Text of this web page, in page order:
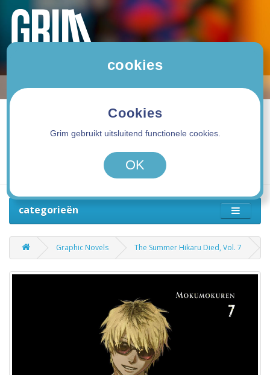
0 product(en) - 0,00€
categorieën
Graphic Novels The Summer Hikaru Died, Vol. 7
cookies
Cookies
Grim gebruikt uitsluitend functionele cookies.
OK